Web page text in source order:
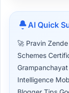
AI Quick
🚀 Pravin
Schemes
Intelligence